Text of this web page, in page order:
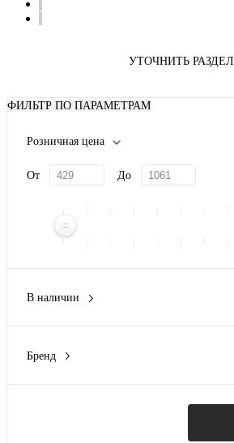
УТОЧНИТЬ РАЗДЕЛ
ФИЛЬТР ПО ПАРАМЕТРАМ
Розничная цена
От До
В наличии
Бренд